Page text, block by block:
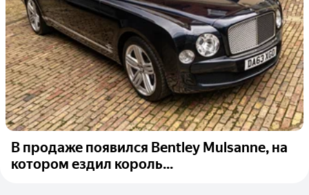
В продаже появился Bentley Mulsanne, на
котором ездил король...